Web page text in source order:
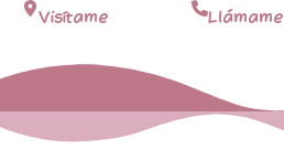
Visítame Llámame